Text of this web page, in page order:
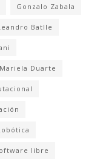
Gonzalo Zabala
Batlle
Mariela Duarte
libre